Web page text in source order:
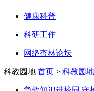
健康科普
科研工作
网络杏林论坛
科教园地 首页 > 科教园地